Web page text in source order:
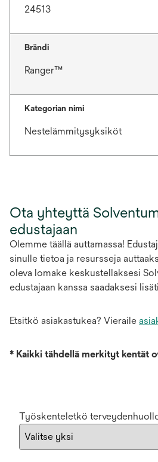
24513
Brändi
Ranger™
Kategorian nimi
Nestelämmitysyksiköt
Ota yhteyttä
edustajaan
Olemme täällä auttamassa!
sinulle tietoa ja resursseja
oleva lomake keskustellaksesi
edustajaan kanssa saadaksesi
Etsitkö asiakastukea? Vieraile
* Kaikki tähdellä merkityt kentät
Työskenteletkö